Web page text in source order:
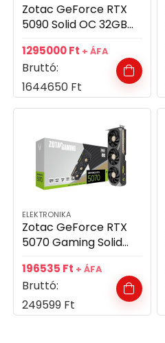
Zotac GeForce RTX
5090 Solid OC 32GB
videókártya
1295000Ft + ÁFA
Bruttó:
1644650 Ft
ELEKTRONIKA
Zotac GeForce RTX
5070 Gaming Solid
192bit videókártya
196535 Ft + ÁFA
Bruttó:
249599 Ft